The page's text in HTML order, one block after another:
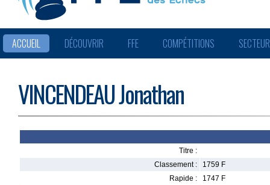
ACCUEIL DÉCOUVRIR FFE COMPÉTITIONS
VINCENDEAU Jonathan
Titre :
Classement :
1759 F
Rapide :
1747 F